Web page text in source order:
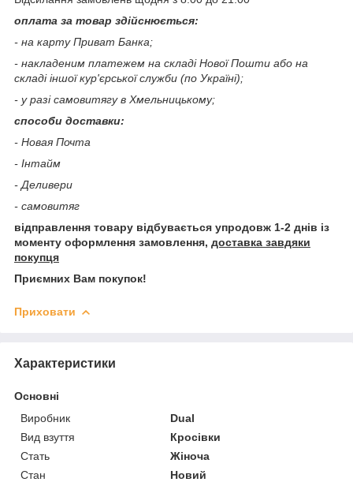
оплата за товар здійснюється:
- на карту Приват Банка;
- накладеним платежем на складі Нової Пошти або на
складі іншої кур'єрської служби (по Україні);
- у разі самовитягу в Хмельницькому;
способи доставки:
- Новая Почта
- Інтайм
- Деливери
- самовитяг
відправлення товару відбувається упродовж 1-2 днів із
моменту оформлення замовлення, доставка завдяки
покупця
Приємних Вам покупок!
Приховати
Характеристики
Основні
Виробник
Dual
Вид взуття
Кросівки
Стать
Жіноча
Стан
Новий